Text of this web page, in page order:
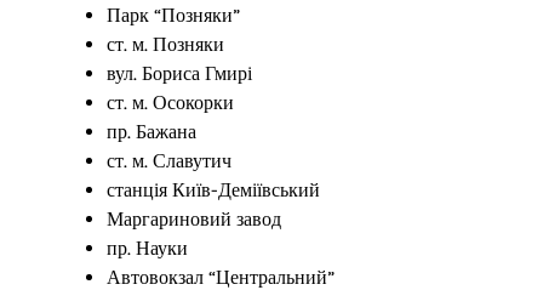
Парк “Позняки”
ст. м. Позняки
вул. Бориса Гмирі
ст. м. Осокорки
пр. Бажана
ст. м. Славутич
станція Київ-Деміївський
Маргариновий завод
пр. Науки
Автовокзал “Центральний”